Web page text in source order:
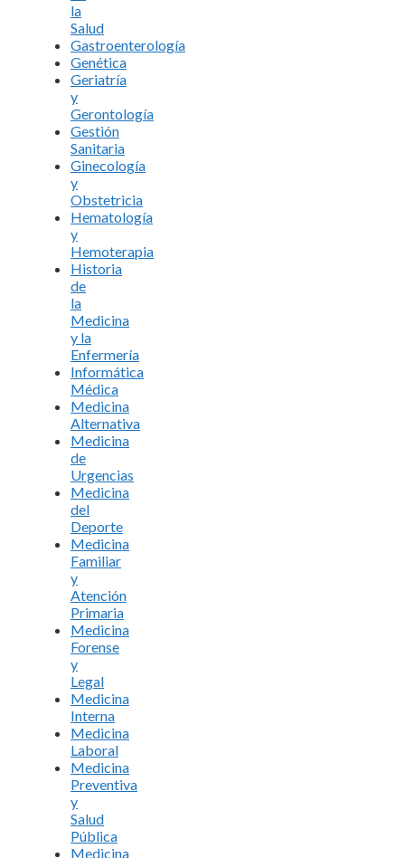
la
Salud
Gastroenterología
Genética
Geriatría
y
Gerontología
Gestión
Sanitaria
Ginecología
y
Obstetricia
Hematología
y
Hemoterapia
Historia
de
la
Medicina
y la
Enfermería
Informática
Médica
Medicina
Alternativa
Medicina
de
Urgencias
Medicina
del
Deporte
Medicina
Familiar
y
Atención
Primaria
Medicina
Forense
y
Legal
Medicina
Interna
Medicina
Laboral
Medicina
Preventiva
y
Salud
Pública
Medicina